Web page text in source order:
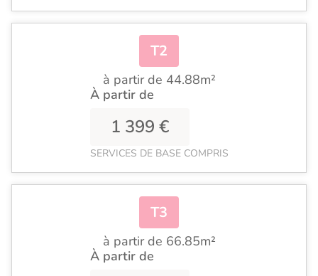
T2
à partir de 44.88m²
À partir de
1 399 €
SERVICES DE BASE COMPRIS
T3
à partir de 66.85m²
À partir de